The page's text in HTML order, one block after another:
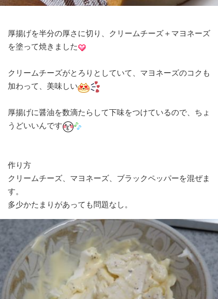
厚揚げを半分の厚さに切り、クリームチーズ＋マヨネーズ
を塗って焼きました
クリームチーズがとろりとしていて、マヨネーズのコクも
加わって、美味しい
厚揚げに醤油を数滴たらして下味をつけているので、ちょ
うどいいんです
作り方
クリームチーズ、マヨネーズ、ブラックペッパーを混ぜま
す。
多少かたまりがあっても問題なし。